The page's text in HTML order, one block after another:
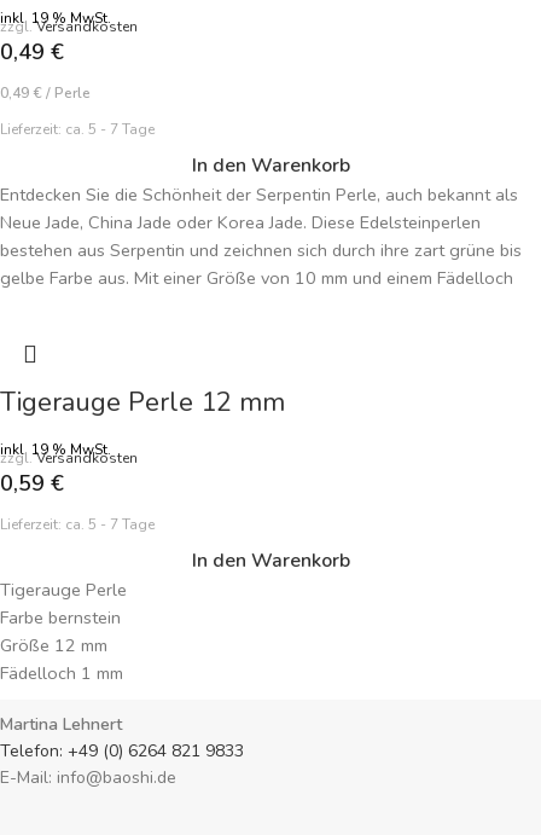
bringen. Holen Sie sich jetzt Ihre eigenen Milch weißen Jade Perlen
und lassen Sie Ihrer Kreativität freien Lauf!
inkl. 19 % MwSt.
zzgl.Versandkosten
0,49 €
0,49 € / Perle
Lieferzeit: ca. 5 - 7 Tage
In den Warenkorb
Entdecken Sie die Schönheit der Serpentin Perle, auch bekannt als
Neue Jade, China Jade oder Korea Jade. Diese Edelsteinperlen
bestehen aus Serpentin und zeichnen sich durch ihre zart grüne bis
gelbe Farbe aus. Mit einer Größe von 10 mm und einem Fädelloch
Exotik mit diesen faszinierenden Serpentin Perlen.
4o
Tigerauge Perle 12 mm
inkl. 19 % MwSt.
zzgl.Versandkosten
0,59 €
Lieferzeit: ca. 5 - 7 Tage
In den Warenkorb
Tigerauge Perle
Farbe bernstein
Größe 12 mm
Fädelloch 1 mm
Martina Lehnert
Telefon: +49 (0) 6264 821 9833
E-Mail: info@baoshi.de